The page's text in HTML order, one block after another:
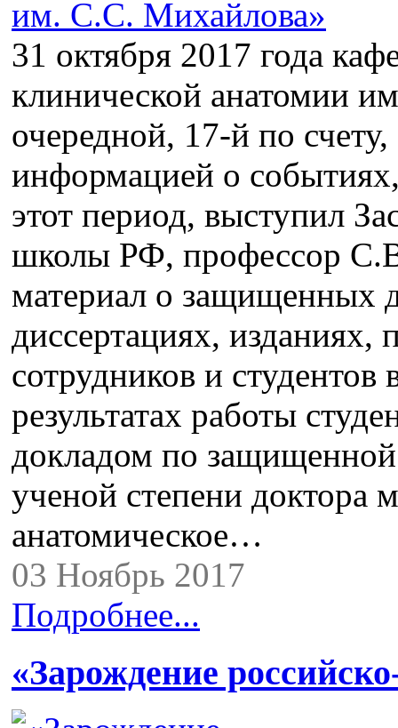
31 октября 2017 года
клинической анатомии
очередной, 17-й по
информацией о
этот период, выступил
школы РФ, профессор
материал о защищенных
диссертациях, изданиях,
сотрудников и
результатах работы
докладом по защищенной
ученой степени доктора
анатомическое…
03 Ноябрь 2017
Подробнее...
«Зарождение